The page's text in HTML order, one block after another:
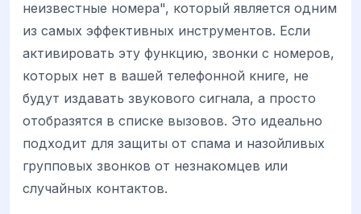
неизвестные номера", который является одним
из самых эффективных инструментов. Если
активировать эту функцию, звонки с номеров,
которых нет в вашей телефонной книге, не
будут издавать звукового сигнала, а просто
отобразятся в списке вызовов. Это идеально
подходит для защиты от спама и назойливых
групповых звонков от незнакомцев или
случайных контактов.